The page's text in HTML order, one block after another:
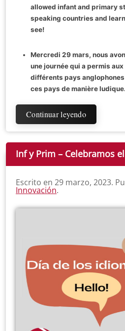
allowed infant and primary
speaking countries and
see!
Mercredi 29 mars, nous
une journée qui a permis
différents pays
ces pays de manière
Continuar leyendo
Inf y Prim – Celebramos
Escrito en 29 marzo, 2023.
Innovación.